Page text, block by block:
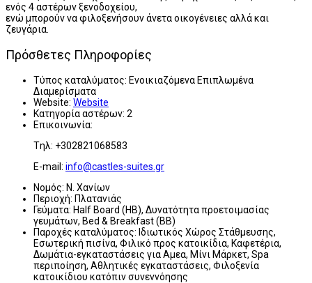
ενός 4 αστέρων ξενοδοχείου,
ενώ μπορούν να φιλοξενήσουν άνετα οικογένειες αλλά και
ζευγάρια.
Πρόσθετες Πληροφορίες
Τύπος καταλύματος: Ενοικιαζόμενα Επιπλωμένα
Διαμερίσματα
Website: Website
Κατηγορία αστέρων: 2
Επικοινωνία:
Tηλ: +302821068583
E-mail: info@castles-suites.gr
Νομός: Ν. Χανίων
Περιοχή: Πλατανιάς
Γεύματα: Half Board (HB), Δυνατότητα προετοιμασίας
γευμάτων, Bed & Breakfast (BB)
Παροχές καταλύματος: Ιδιωτικός Χώρος Στάθμευσης,
Εσωτερική πισίνα, Φιλικό προς κατοικίδια, Καφετέρια,
Δωμάτια-εγκαταστάσεις για Αμεα, Μίνι Μάρκετ, Spa
περιποίηση, Αθλητικές εγκαταστάσεις, Φιλοξενία
κατοικίδιου κατόπιν συνεννόησης